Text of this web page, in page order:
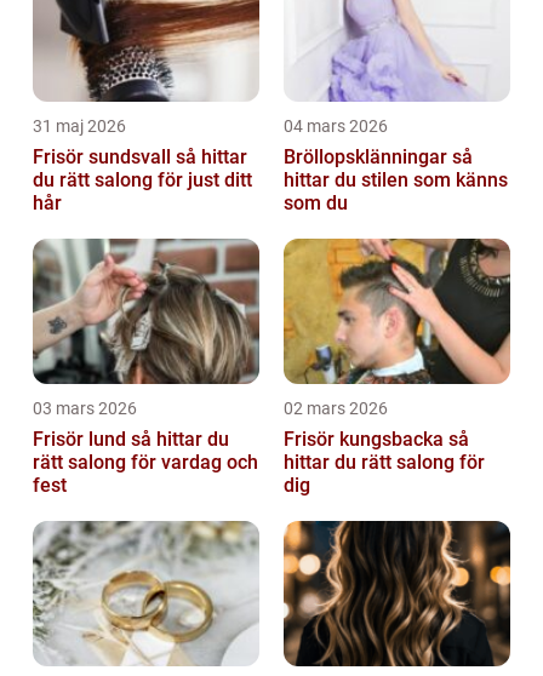
31 maj 2026
Frisör sundsvall så hittar
du rätt salong för just ditt
hår
04 mars 2026
Bröllopsklänningar så
hittar du stilen som känns
som du
03 mars 2026
Frisör lund så hittar du
rätt salong för vardag och
fest
02 mars 2026
Frisör kungsbacka så
hittar du rätt salong för
dig